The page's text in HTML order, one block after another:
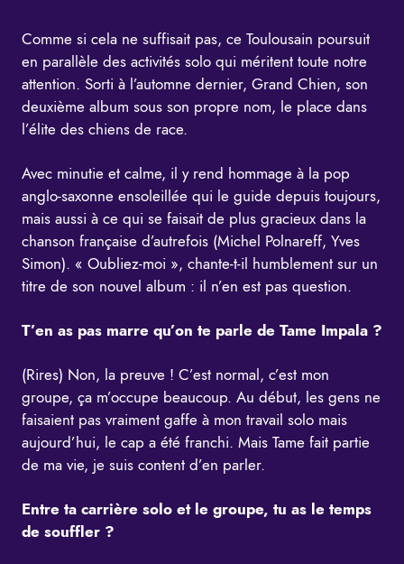
Comme si cela ne suffisait pas, ce Toulousain poursuit
en parallèle des activités solo qui méritent toute notre
attention. Sorti à l’automne dernier, Grand Chien, son
deuxième album sous son propre nom, le place dans
l’élite des chiens de race.
Avec minutie et calme, il y rend hommage à la pop
anglo-saxonne ensoleillée qui le guide depuis toujours,
mais aussi à ce qui se faisait de plus gracieux dans la
chanson française d’autrefois (Michel Polnareff, Yves
Simon). « Oubliez-moi », chante-t-il humblement sur un
titre de son nouvel album : il n’en est pas question.
T’en as pas marre qu’on te parle de Tame Impala ?
(Rires) Non, la preuve ! C’est normal, c’est mon
groupe, ça m’occupe beaucoup. Au début, les gens ne
faisaient pas vraiment gaffe à mon travail solo mais
aujourd’hui, le cap a été franchi. Mais Tame fait partie
de ma vie, je suis content d’en parler.
Entre ta carrière solo et le groupe, tu as le temps
de souffler ?